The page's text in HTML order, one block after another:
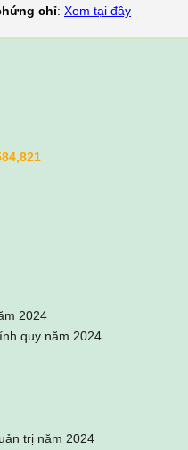
chỉ: Xem tại đây
2024
quy năm 2024
trị năm 2024